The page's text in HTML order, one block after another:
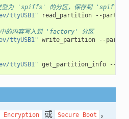
型为 'spiffs' 的分区，保存到
ttyUSB1" read_partition --
内容写入到 'factory' 分区
ttyUSB1" write_partition --
ttyUSB1" get_partition_info --
Encryption 或 Secure Boot
，